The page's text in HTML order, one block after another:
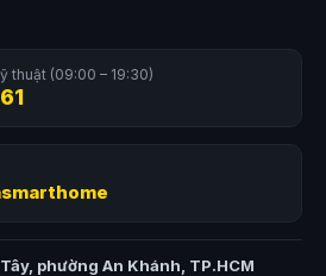
thuật (09:00 – 19:30)
phường An Khánh, TP.HCM